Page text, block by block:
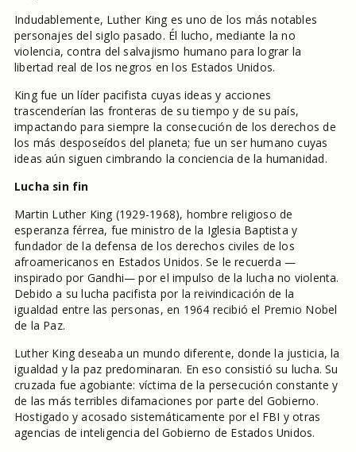
Indudablemente, Luther King es uno de los más notables
personajes del siglo pasado. Él lucho, mediante la no
violencia, contra del salvajismo humano para lograr la
libertad real de los negros en los Estados Unidos.
King fue un líder pacifista cuyas ideas y acciones
trascenderían las fronteras de su tiempo y de su país,
impactando para siempre la consecución de los derechos de
los más desposeídos del planeta; fue un ser humano cuyas
ideas aún siguen cimbrando la conciencia de la humanidad.
Lucha sin fin
Martin Luther King (1929-1968), hombre religioso de
esperanza férrea, fue ministro de la Iglesia Baptista y
fundador de la defensa de los derechos civiles de los
afroamericanos en Estados Unidos. Se le recuerda —
inspirado por Gandhi— por el impulso de la lucha no violenta.
Debido a su lucha pacifista por la reivindicación de la
igualdad entre las personas, en 1964 recibió el Premio Nobel
de la Paz.
Luther King deseaba un mundo diferente, donde la justicia, la
igualdad y la paz predominaran. En eso consistió su lucha. Su
cruzada fue agobiante: víctima de la persecución constante y
de las más terribles difamaciones por parte del Gobierno.
Hostigado y acosado sistemáticamente por el FBI y otras
agencias de inteligencia del Gobierno de Estados Unidos.